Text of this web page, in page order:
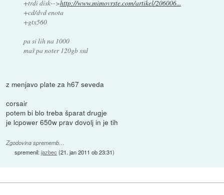
+trdi disk-->http://www.mimovrste.com/artikel/206006...
+cd/dvd enota
+gtx560
pa si lih na 1000
maš pa noter 120gb ssd
z menjavo plate za h67 seveda
corsair
potem bi blo treba šparat drugje
je lcpower 650w prav dovolj in je tih
Zgodovina sprememb…
spremenil:jazbec (21. jan 2011 ob 23:31)